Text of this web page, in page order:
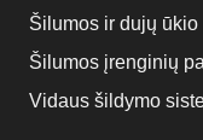
Šilumos ir dujų
Šilumos įrenginių
Vidaus šildymo